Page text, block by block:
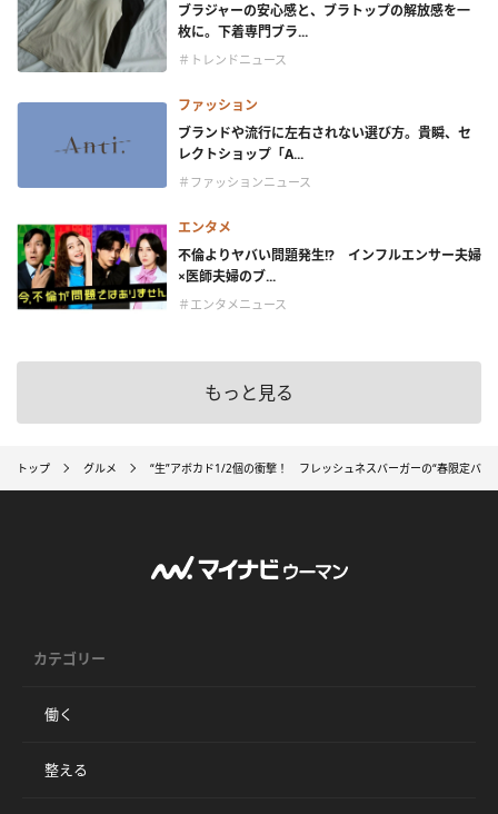
ブラジャーの安心感と、ブラトップの解放感を一
枚に。下着専門ブラ...
＃トレンドニュース
ファッション
ブランドや流行に左右されない選び方。貴瞬、セ
レクトショップ「A...
＃ファッションニュース
エンタメ
不倫よりヤバい問題発生!? インフルエンサー夫婦
×医師夫婦のブ...
＃エンタメニュース
もっと見る
トップ グルメ “生”アボカド1/2個の衝撃！ フレッシュネスバーガーの“春限定バー
カテゴリー
働く
整える